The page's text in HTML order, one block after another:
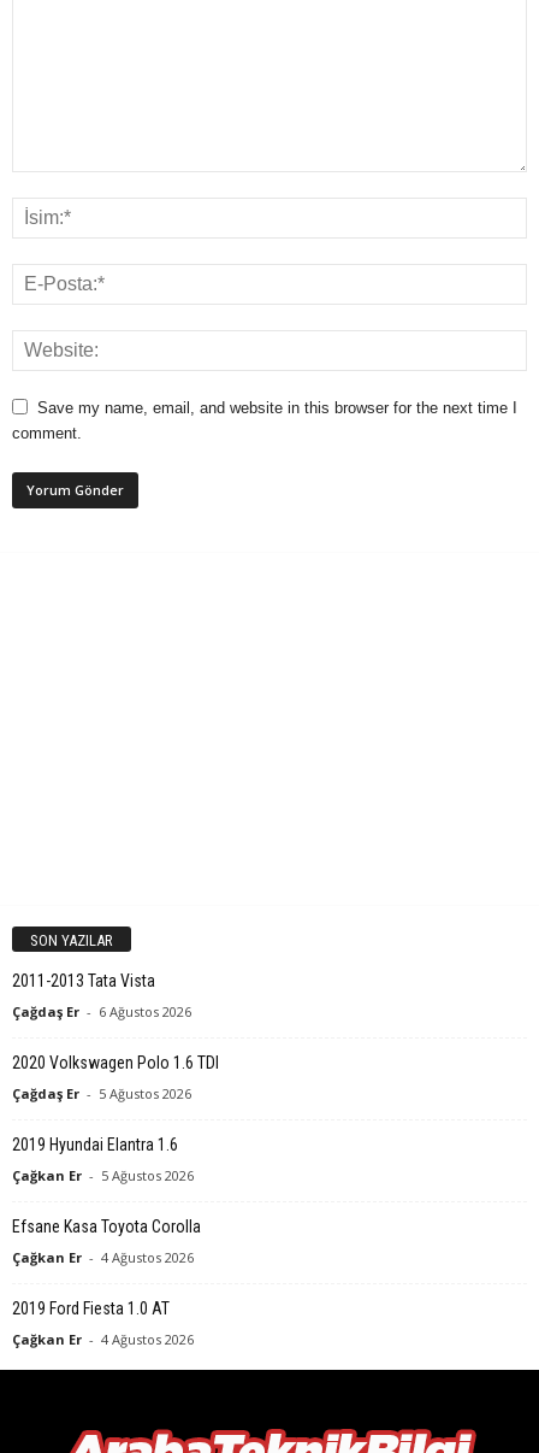
Save my name, email, and website in this browser for the next time I
comment.
SON YAZILAR
2011-2013 Tata Vista
Çağdaş Er - 6 Ağustos 2026
2020 Volkswagen Polo 1.6 TDI
Çağdaş Er - 5 Ağustos 2026
2019 Hyundai Elantra 1.6
Çağkan Er - 5 Ağustos 2026
Efsane Kasa Toyota Corolla
Çağkan Er - 4 Ağustos 2026
2019 Ford Fiesta 1.0 AT
Çağkan Er - 4 Ağustos 2026